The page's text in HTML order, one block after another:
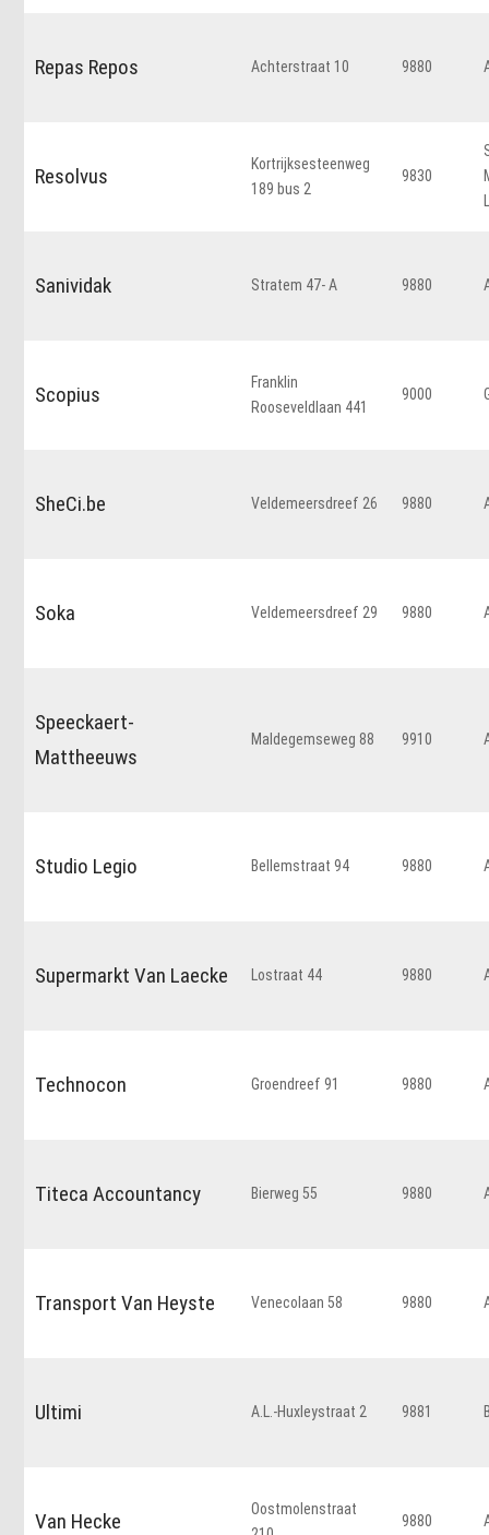
Repas Repos Achterstraat 10 9880
Resolvus
Kortrijksesteenweg
189 bus 2
9830
Sanividak Stratem 47- A 9880
Scopius
Franklin
Rooseveldlaan 441
9000
SheCi.be Veldemeersdreef 26 9880
Soka Veldemeersdreef 29 9880
Speeckaert-
Mattheeuws
Maldegemseweg 88 9910
Studio Legio Bellemstraat 94 9880
Supermarkt Van Laecke Lostraat 44 9880
Technocon Groendreef 91 9880
Titeca Accountancy Bierweg 55 9880
Transport Van Heyste Venecolaan 58 9880
Ultimi A.L.-Huxleystraat 2 9881
Van Hecke
Oostmolenstraat
9880